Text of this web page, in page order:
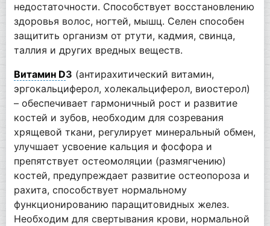
недостаточности. Способствует восстановлению
здоровья волос, ногтей, мышц. Селен способен
защитить организм от ртути, кадмия, свинца,
таллия и других вредных веществ.
Витамин D3 (антирахитический витамин,
эргокальциферол, холекальциферол, виостерол)
– обеспечивает гармоничный рост и развитие
костей и зубов, необходим для созревания
хрящевой ткани, регулирует минеральный обмен,
улучшает усвоение кальция и фосфора и
препятствует остеомоляции (размягчению)
костей, предупреждает развитие остеопороза и
рахита, способствует нормальному
функционированию паращитовидных желез.
Необходим для свертывания крови, нормальной